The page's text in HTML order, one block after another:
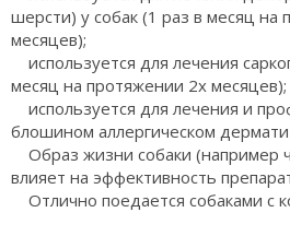
шерсти) у собак (1 раз в месяц на
месяцев);
используется для лечения
месяц на протяжении 2х месяцев);
используется для лечения и
блошином аллергическом
Образ жизни собаки (например
влияет на эффективность
Отлично поедается собаками с